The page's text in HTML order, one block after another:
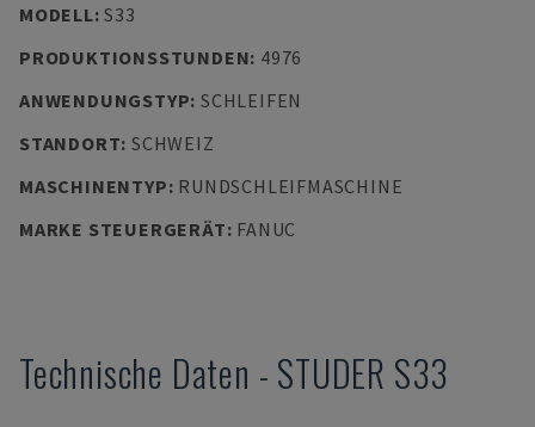
MODELL:S33
PRODUKTIONSSTUNDEN: 4976
ANWENDUNGSTYP: SCHLEIFEN
STANDORT: SCHWEIZ
MASCHINENTYP: RUNDSCHLEIFMASCHINE
MARKE STEUERGERÄT: FANUC
Technische Daten - STUDER S33